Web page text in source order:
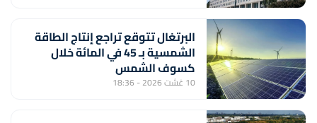
البرتغال تتوقع تراجع إنتاج الطاقة
الشمسية بـ 45 في المائة خلال
كسوف الشمس
10 غشت 2026 - 18:36